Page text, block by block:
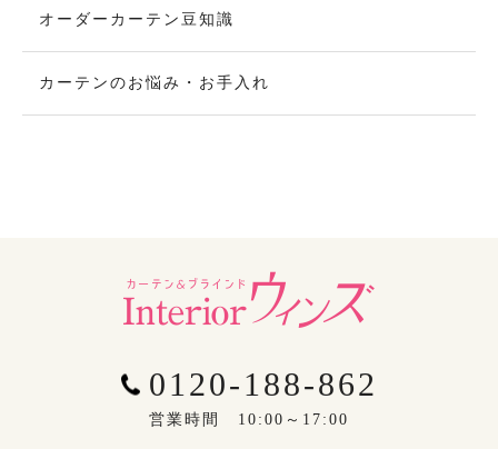
オーダーカーテン豆知識
カーテンのお悩み・お手入れ
0120-188-862
営業時間 10:00～17:00